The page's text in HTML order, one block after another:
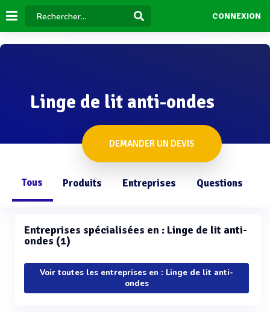
CONNEXION
Linge de lit anti-ondes
DEMANDER UN DEVIS
Tous Produits Entreprises Questions
Entreprises spécialisées en : Linge de lit anti-
ondes (1)
Voir toutes les entreprises en : Linge de lit anti-
ondes